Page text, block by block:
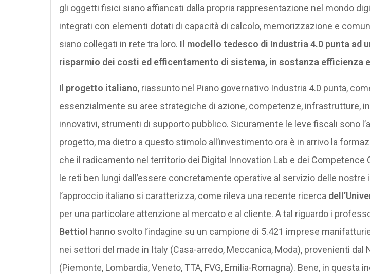
gli oggetti fisici siano affiancati dalla propria rappresentazione nel mondo
integrati con elementi dotati di capacità di calcolo, memorizzazione e
siano collegati in rete tra loro. Il modello tedesco di Industria 4.0 punta ad
risparmio dei costi ed efficentamento di sistema, in sostanza efficienza
Il progetto italiano, riassunto nel Piano governativo Industria 4.0 punta,
essenzialmente su aree strategiche di azione, competenze, infrastrutture,
innovativi, strumenti di supporto pubblico. Sicuramente le leve fiscali sono
progetto, ma dietro a questo stimolo all’investimento ora è in arrivo la
che il radicamento nel territorio dei Digital Innovation Lab e dei Competence
le reti ben lungi dall’essere concretamente operative al servizio delle nostre
l’approccio italiano si caratterizza, come rileva una recente ricerca
per una particolare attenzione al mercato e al cliente. A tal riguardo i
Bettiol hanno svolto l’indagine su un campione di 5.421 imprese
nei settori del made in Italy (Casa-arredo, Meccanica, Moda), provenienti dal
(Piemonte, Lombardia, Veneto, TTA, FVG, Emilia-Romagna). Bene, in questa